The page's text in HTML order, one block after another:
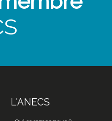
L'ANECS